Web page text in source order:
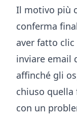
Il motivo più
conferma
aver fatto clic
inviare email
affinché gli
chiuso
con un